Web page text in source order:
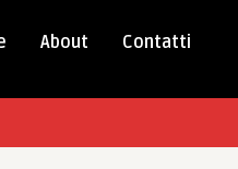
About Contatti